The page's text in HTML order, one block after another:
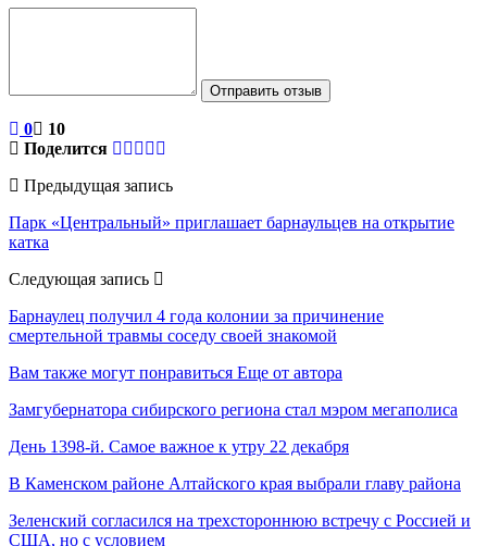
Отправить отзыв
0
10
Поделится
Предыдущая запись
Парк «Центральный» приглашает барнаульцев на открытие
катка
Следующая запись
Барнаулец получил 4 года колонии за причинение
смертельной травмы соседу своей знакомой
Вам также могут понравиться Еще от автора
Замгубернатора сибирского региона стал мэром мегаполиса
День 1398-й. Самое важное к утру 22 декабря
В Каменском районе Алтайского края выбрали главу района
Зеленский согласился на трехстороннюю встречу с Россией и
США, но с условием